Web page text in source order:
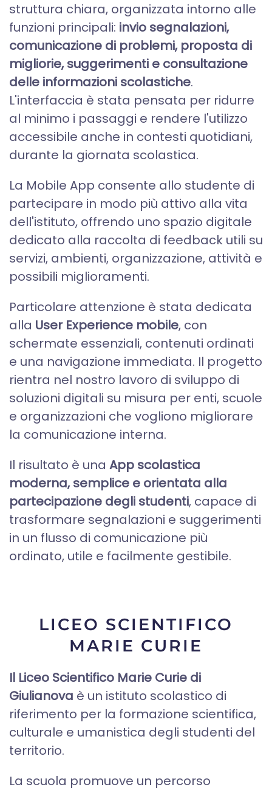
struttura chiara, organizzata intorno alle
funzioni principali: invio segnalazioni,
comunicazione di problemi, proposta di
migliorie, suggerimenti e consultazione
delle informazioni scolastiche.
L'interfaccia è stata pensata per ridurre
al minimo i passaggi e rendere l'utilizzo
accessibile anche in contesti quotidiani,
durante la giornata scolastica.
La Mobile App consente allo studente di
partecipare in modo più attivo alla vita
dell'istituto, offrendo uno spazio digitale
dedicato alla raccolta di feedback utili su
servizi, ambienti, organizzazione, attività e
possibili miglioramenti.
Particolare attenzione è stata dedicata
alla User Experience mobile, con
schermate essenziali, contenuti ordinati
e una navigazione immediata. Il progetto
rientra nel nostro lavoro di sviluppo di
soluzioni digitali su misura per enti, scuole
e organizzazioni che vogliono migliorare
la comunicazione interna.
Il risultato è una App scolastica
moderna, semplice e orientata alla
partecipazione degli studenti, capace di
trasformare segnalazioni e suggerimenti
in un flusso di comunicazione più
ordinato, utile e facilmente gestibile.
LICEO SCIENTIFICO
MARIE CURIE
Il Liceo Scientifico Marie Curie di
Giulianova è un istituto scolastico di
riferimento per la formazione scientifica,
culturale e umanistica degli studenti del
territorio.
La scuola promuove un percorso